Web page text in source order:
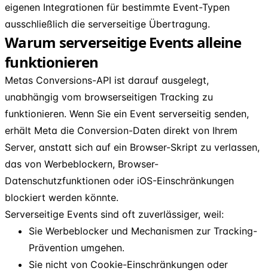
eigenen Integrationen für bestimmte Event-Typen
ausschließlich die serverseitige Übertragung.
Warum serverseitige Events alleine
funktionieren
Metas Conversions-API ist darauf ausgelegt,
unabhängig vom browserseitigen Tracking zu
funktionieren. Wenn Sie ein Event serverseitig senden,
erhält Meta die Conversion-Daten direkt von Ihrem
Server, anstatt sich auf ein Browser-Skript zu verlassen,
das von Werbeblockern, Browser-
Datenschutzfunktionen oder iOS-Einschränkungen
blockiert werden könnte.
Serverseitige Events sind oft zuverlässiger, weil:
Sie Werbeblocker und Mechanismen zur Tracking-
Prävention umgehen.
Sie nicht von Cookie-Einschränkungen oder